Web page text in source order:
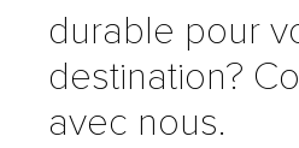
durable pour
destination?
avec nous.